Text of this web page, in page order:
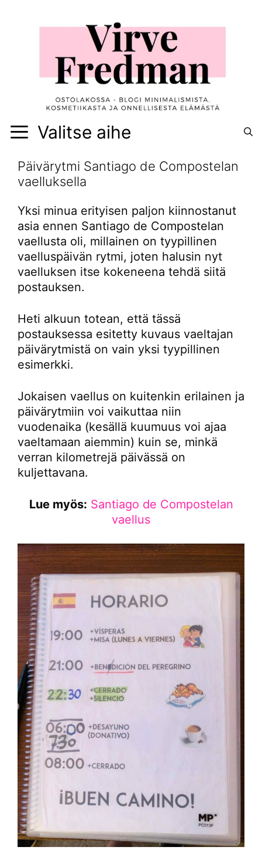
Valitse aihe
Päivärytmi Santiago de Compostelan
vaelluksella
Yksi minua erityisen paljon kiinnostanut
asia ennen Santiago de Compostelan
vaellusta oli, millainen on tyypillinen
vaelluspäivän rytmi, joten halusin nyt
vaelluksen itse kokeneena tehdä siitä
postauksen.
Heti alkuun totean, että tässä
postauksessa esitetty kuvaus vaeltajan
päivärytmistä on vain yksi tyypillinen
esimerkki.
Jokaisen vaellus on kuitenkin erilainen ja
päivärytmiin voi vaikuttaa niin
vuodenaika (kesällä kuumuus voi ajaa
vaeltamaan aiemmin) kuin se, minkä
verran kilometrejä päivässä on
kuljettavana.
Lue myös: Santiago de Compostelan
vaellus